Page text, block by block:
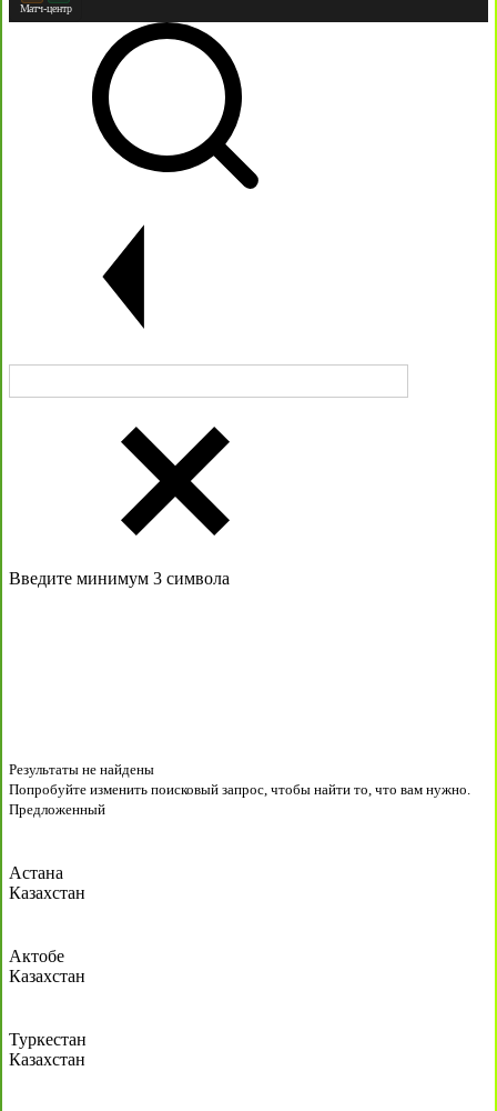
Матч-центр
Введите минимум 3 символа
Результаты не найдены
Попробуйте изменить поисковый запрос, чтобы найти то, что вам нужно.
Предложенный
Астана
Казахстан
Актобе
Казахстан
Туркестан
Казахстан